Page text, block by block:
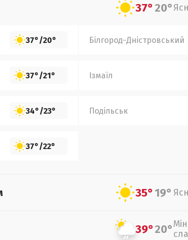
37°20°
37°/20° Білгород-Дністровський
37°/21° Ізмаїл
34°/23° Подільськ
37°/22°
35°19°
39°20°